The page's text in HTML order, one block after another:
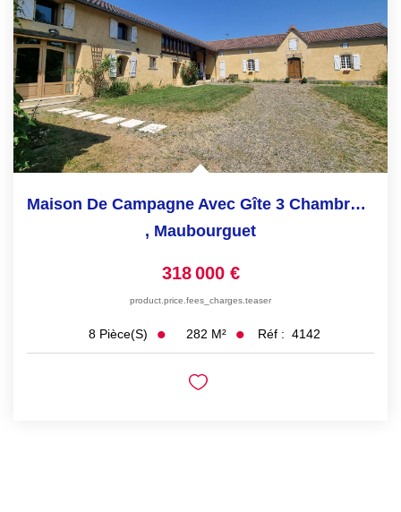
Maison De Campagne Avec Gîte 3 Chambres Proche Marciac
, Maubourguet
318 000 €
product.price.fees_charges.teaser
8 Pièce(s) 282 M² Réf : 4142